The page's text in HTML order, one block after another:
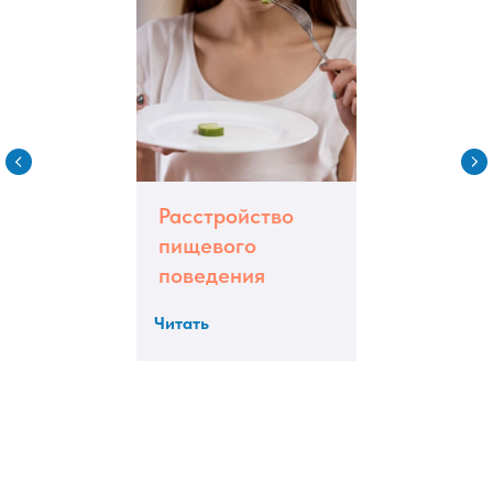
Расстройство
пищевого
поведения
Читать